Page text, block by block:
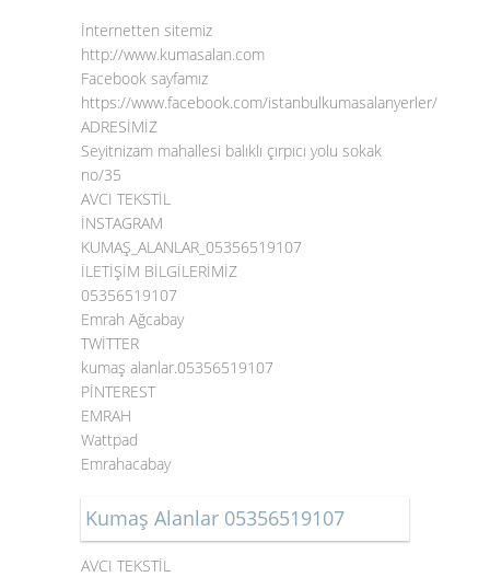
İnternetten sitemiz
http://www.kumasalan.com
Facebook sayfamız
https://www.facebook.com/istanbulkumasalanyerler/
ADRESİMİZ
Seyitnizam mahallesi balıklı çırpıcı yolu sokak
no/35
AVCI TEKSTİL
İNSTAGRAM
KUMAŞ_ALANLAR_05356519107
İLETİŞİM BİLGİLERİMİZ
05356519107
Emrah Ağcabay
TWİTTER
kumaş alanlar.05356519107
PİNTEREST
EMRAH
Wattpad
Emrahacabay
Kumaş Alanlar 05356519107
AVCI TEKSTİL